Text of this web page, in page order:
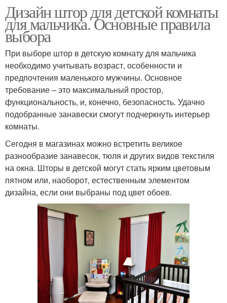
Дизайн штор для детской комнаты
для мальчика. Основные правила
выбора
При выборе штор в детскую комнату для мальчика
необходимо учитывать возраст, особенности и
предпочтения маленького мужчины. Основное
требование – это максимальный простор,
функциональность, и, конечно, безопасность. Удачно
подобранные занавески смогут подчеркнуть интерьер
комнаты.
Сегодня в магазинах можно встретить великое
разнообразие занавесок, тюля и других видов текстиля
на окна. Шторы в детской могут стать ярким цветовым
пятном или, наоборот, естественным элементом
дизайна, если они выбраны под цвет обоев.